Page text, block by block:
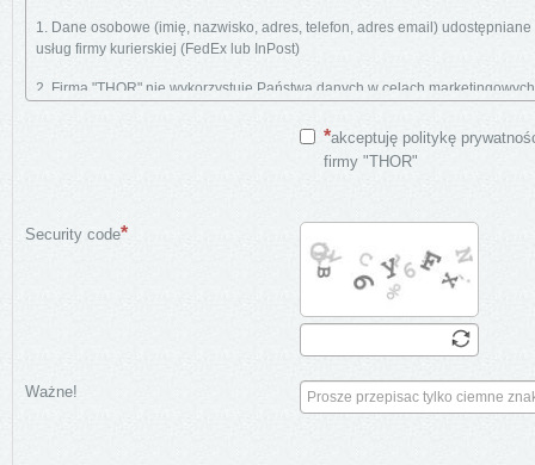
1. Dane osobowe (imię, nazwisko, adres, telefon, adres email)
usług firmy kurierskiej (FedEx lub InPost)
2. Firma "THOR" nie wykorzystuje Państwa danych w celach
3. Dane klientów (osób prywatnych) usuwamy z naszej skrzynki pocztowej
Łacza
Nasza strona zawiera łącza do innej strony (www.alkyton.pl) również
akceptuję politykę
firmy "THOR"
Security code
Ważne!